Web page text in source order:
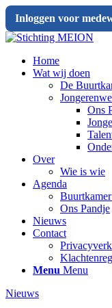
Inloggen voor
Home
Wat wij doen
De
Ons
Over
Wie is wie
Agenda
Ons Pandje
Nieuws
Contact
Menu Menu
Nieuws